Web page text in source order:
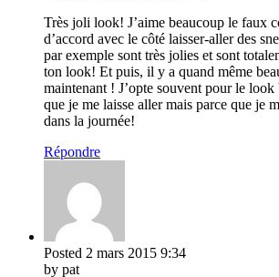
Très joli look! J’aime beaucoup le faux
d’accord avec le côté laisser-aller des
par exemple sont très jolies et sont
ton look! Et puis, il y a quand même
maintenant ! J’opte souvent pour le look
que je me laisse aller mais parce que je
dans la journée!
Répondre
Posted 2 mars 2015 9:34
by pat